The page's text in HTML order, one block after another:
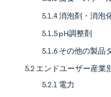
5.1.4 消泡剤・消泡
5.1.5 pH調整剤
5.1.6 その他の製品
5.2 エンドユーザー産業
5.2.1 電力